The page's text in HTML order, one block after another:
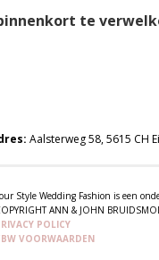
te
Aalsterweg 58, 5615 CH
Style Wedding Fashion is een
ANN & JOHN
POLICY
VOORWAARDEN